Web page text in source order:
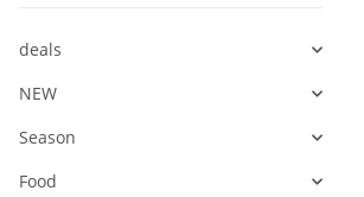
deals
NEW
Season
Food